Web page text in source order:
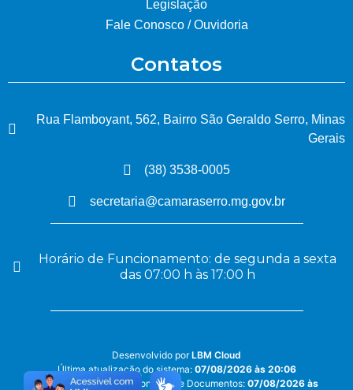
Legislação
Fale Conosco / Ouvidoria
Contatos
Rua Flamboyant, 562, Bairro São Geraldo Serro, Minas
Gerais
(38) 3538-0005
secretaria@camaraserro.mg.gov.br
Horário de Funcionamento: de segunda a sexta
das 07:00 h às 17:00 h
Desenvolvido porLBM Cloud
Última atualização do sistema: 07/08/2026 às 20:06
Última atualização do Conteúdo e Documentos: 07/08/2026 às